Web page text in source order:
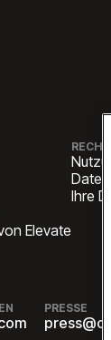
Elevate
Ihre
PRESSE